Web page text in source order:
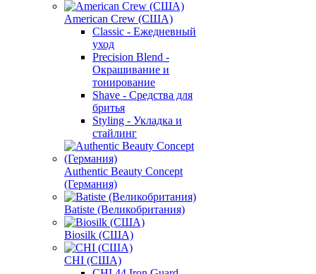
American Crew (США)
Classic - Ежедневный
уход
Precision Blend -
Окрашивание и
тонирование
Shave - Средства для
бритья
Styling - Укладка и
стайлинг
Authentic Beauty Concept
(Германия)
Batiste (Великобритания)
Biosilk (США)
CHI (США)